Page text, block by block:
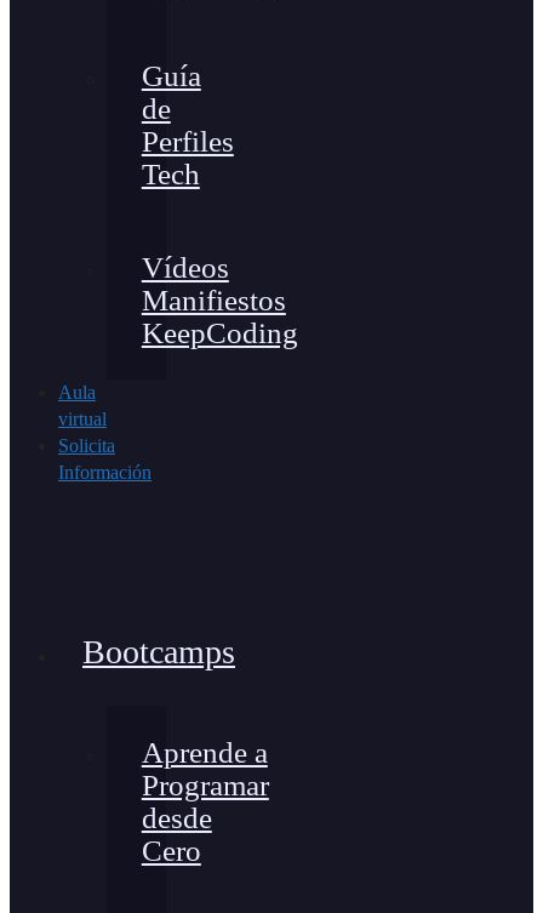
Guía
de
Perfiles
Tech
Vídeos
Manifiestos
KeepCoding
Aula
virtual
Solicita
Información
Bootcamps
Aprende a
Programar
desde
Cero